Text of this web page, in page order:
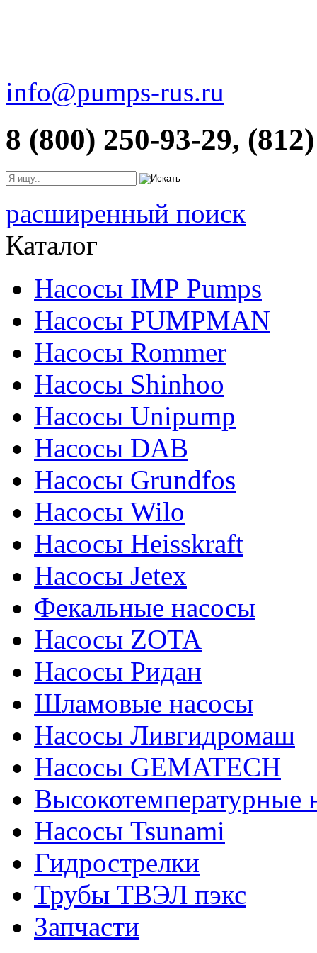
info@pumps-rus.ru
8 (800) 250-93-29,
расширенный поиск
Каталог
Насосы IMP Pumps
Насосы PUMPMAN
Насосы Rommer
Насосы Shinhoo
Насосы Unipump
Насосы DAB
Насосы Grundfos
Насосы Wilo
Насосы Heisskraft
Насосы Jetex
Фекальные насосы
Насосы ZOTA
Насосы Ридан
Шламовые насосы
Насосы Ливгидромаш
Насосы GEMATECH
Высокотемпературные
Насосы Tsunami
Гидрострелки
Трубы ТВЭЛ пэкс
Запчасти